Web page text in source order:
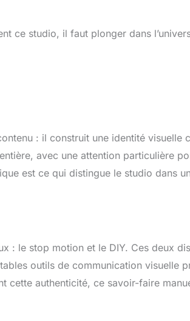
ce studio, il faut plonger dans
: il construit une identité visuelle
avec une attention particulière
est ce qui distingue le studio dans
: le stop motion et le DIY. Ces deux
outils de communication visuelle
cette authenticité, ce savoir-faire